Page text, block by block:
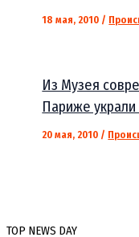
18 мая, 2010 /
Из Музея
Париже
20 мая, 2010 /
TOP NEWS DAY